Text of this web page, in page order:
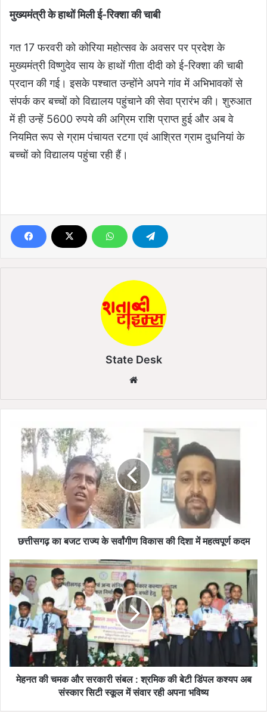
मुख्यमंत्री के हाथों मिली ई-रिक्शा की चाबी
गत 17 फरवरी को कोरिया महोत्सव के अवसर पर प्रदेश के
मुख्यमंत्री विष्णुदेव साय के हाथों गीता दीदी को ई-रिक्शा की चाबी
प्रदान की गई। इसके पश्चात उन्होंने अपने गांव में अभिभावकों से
संपर्क कर बच्चों को विद्यालय पहुंचाने की सेवा प्रारंभ की। शुरुआत
में ही उन्हें 5600 रुपये की अग्रिम राशि प्राप्त हुई और अब वे
नियमित रूप से ग्राम पंचायत रटगा एवं आश्रित ग्राम दुधनियां के
बच्चों को विद्यालय पहुंचा रही हैं।
State Desk
te
के
स
र्वां
गी
ण
वि
का
की
छत्तीसगढ़ का बजट राज्य के सर्वांगीण विकास की दिशा में महत्वपूर्ण कदम
मे
ह
न
त
की
च
म
औ
मेहनत की चमक और सरकारी संबल : श्रमिक की बेटी डिंपल कश्यप अब
संस्कार सिटी स्कूल में संवार रही अपना भविष्य